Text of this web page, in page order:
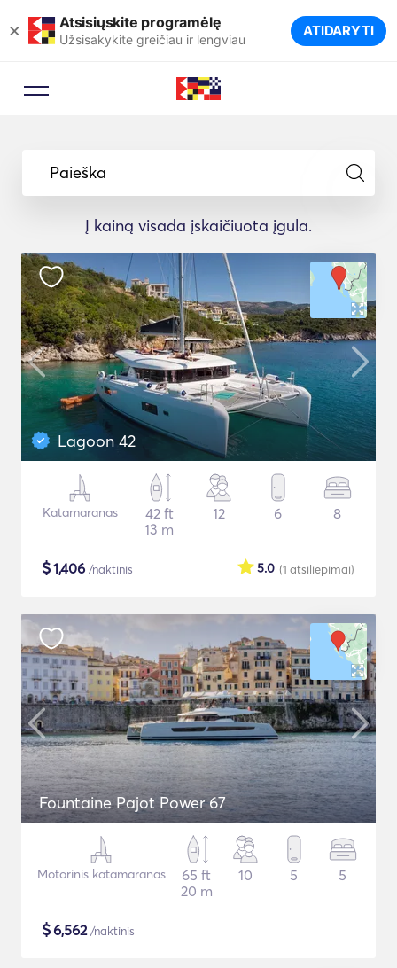
× Atsisiųskite programėlę
Užsisakykite greičiau ir lengviau ATIDARYTI
Paieška
Į kainą visada įskaičiuota įgula.
Lagoon 42
Katamaranas
42 ft
13 m
12 6 8
$1,406 /naktinis (1 atsiliepimai)
5.0
Fountaine Pajot Power 67
Motorinis katamaranas
65 ft
20 m
10 5 5
$6,562/naktinis